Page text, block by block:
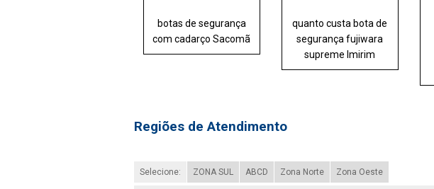
botas de segurança
com cadarço Sacomã
quanto custa bota de
segurança fujiwara
supreme Imirim
Regiões de Atendimento
Selecione: ZONA SUL ABCD Zona Norte Zona Oeste